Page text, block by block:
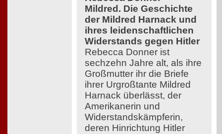
Mildred. Die Geschichte
der Mildred Harnack und
ihres leidenschaftlichen
Widerstands gegen Hitler
Rebecca Donner ist
sechzehn Jahre alt, als ihre
Großmutter ihr die Briefe
ihrer Urgroßtante Mildred
Harnack überlässt, der
Amerikanerin und
Widerstandskämpferin,
deren Hinrichtung Hitler